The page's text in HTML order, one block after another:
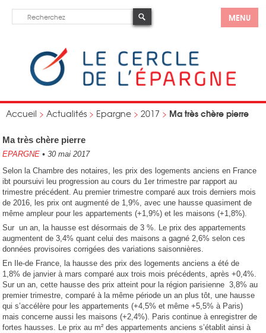
MENU
Accueil > Actualités > Epargne > 2017 > Ma très chère pierre
Ma très chère pierre
EPARGNE • 30 mai 2017
Selon la Chambre des notaires, les prix des logements anciens en France
ibt poursuivi leu progression au cours du 1er trimestre par rapport au
trimestre précédent. Au premier trimestre comparé aux trois derniers mois
de 2016, les prix ont augmenté de 1,9%, avec une hausse quasiment de
même ampleur pour les appartements (+1,9%) et les maisons (+1,8%).
Sur un an, la hausse est désormais de 3 %. Le prix des appartements
augmentent de 3,4% quant celui des maisons a gagné 2,6% selon ces
données provisoires corrigées des variations saisonnières.
En Ile-de France, la hausse des prix des logements anciens a été de
1,8% de janvier à mars comparé aux trois mois précédents, après +0,4%.
Sur un an, cette hausse des prix atteint pour la région parisienne 3,8% au
premier trimestre, comparé à la même période un an plus tôt, une hausse
qui s’accélère pour les appartements (+4,5% et même +5,5% à Paris)
mais concerne aussi les maisons (+2,4%). Paris continue à enregistrer de
fortes hausses. Le prix au m² des appartements anciens s’établit ainsi à